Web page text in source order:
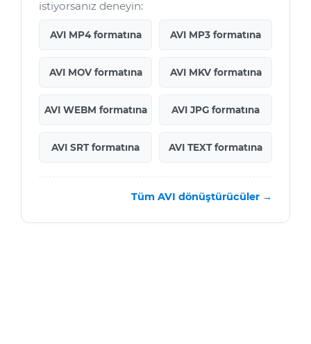
istiyorsanız deneyin:
AVI MP4 formatına AVI MP3 formatına
AVI MOV formatına AVI MKV formatına
AVI WEBM formatına AVI JPG formatına
AVI SRT formatına AVI TEXT formatına
Tüm AVI dönüştürücüler →